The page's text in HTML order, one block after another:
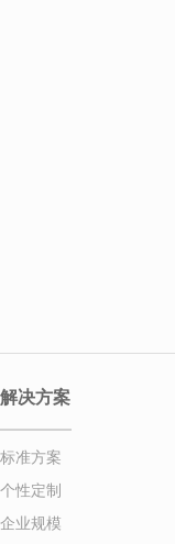
解决方案
标准方案
个性定制
企业规模